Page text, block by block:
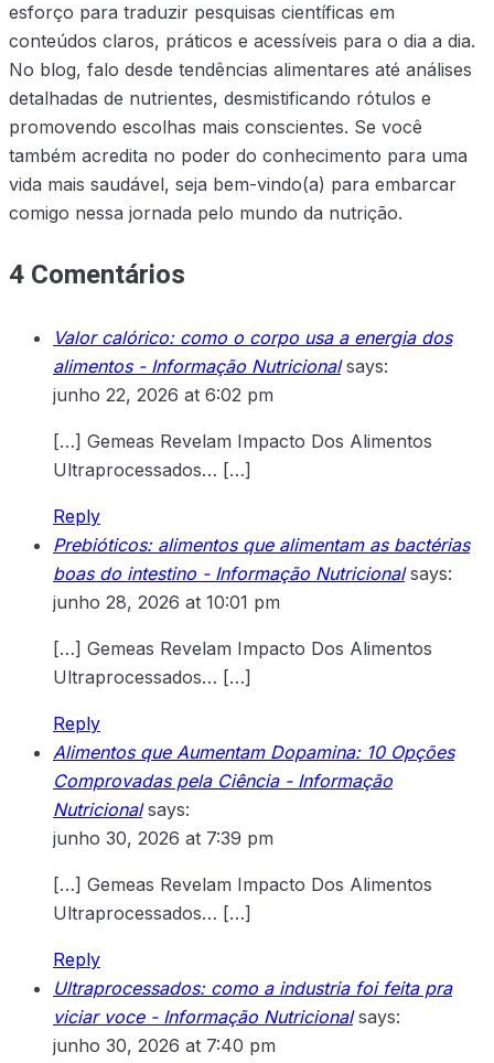
esforço para traduzir pesquisas científicas em
conteúdos claros, práticos e acessíveis para o dia a dia.
No blog, falo desde tendências alimentares até análises
detalhadas de nutrientes, desmistificando rótulos e
promovendo escolhas mais conscientes. Se você
também acredita no poder do conhecimento para uma
vida mais saudável, seja bem-vindo(a) para embarcar
comigo nessa jornada pelo mundo da nutrição.
4 Comentários
Valor calórico: como o corpo usa a energia dos
alimentos - Informação Nutricional says:
junho 22, 2026 at 6:02 pm
[…] Gemeas Revelam Impacto Dos Alimentos
Ultraprocessados… […]
Reply
Prebióticos: alimentos que alimentam as bactérias
boas do intestino - Informação Nutricional says:
junho 28, 2026 at 10:01 pm
[…] Gemeas Revelam Impacto Dos Alimentos
Ultraprocessados… […]
Reply
Alimentos que Aumentam Dopamina: 10 Opções
Comprovadas pela Ciência - Informação
Nutricional says:
junho 30, 2026 at 7:39 pm
[…] Gemeas Revelam Impacto Dos Alimentos
Ultraprocessados… […]
Reply
Ultraprocessados: como a industria foi feita pra
viciar voce - Informação Nutricional says:
junho 30, 2026 at 7:40 pm